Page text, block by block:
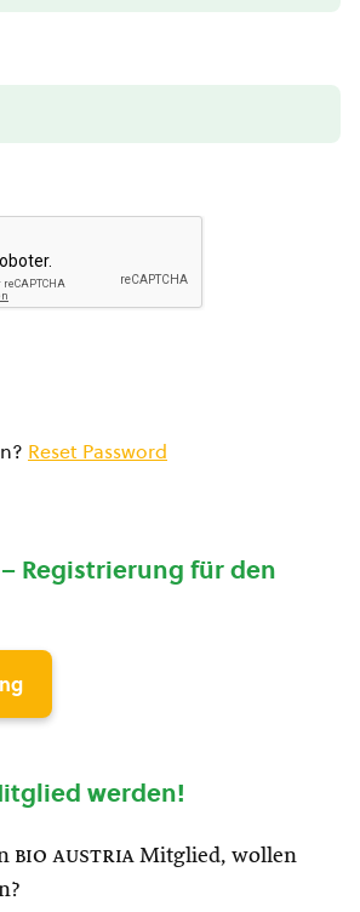
Reset Password
Registrierung für den
werden!
bio austria Mitglied, wollen